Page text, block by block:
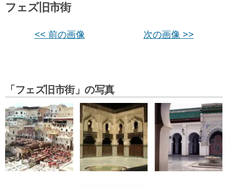
フェズ旧市街
<< 前の画像 次の画像 >>
「フェズ旧市街」の写真